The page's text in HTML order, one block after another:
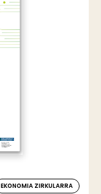
EKONOMIA ZIRKULARRA